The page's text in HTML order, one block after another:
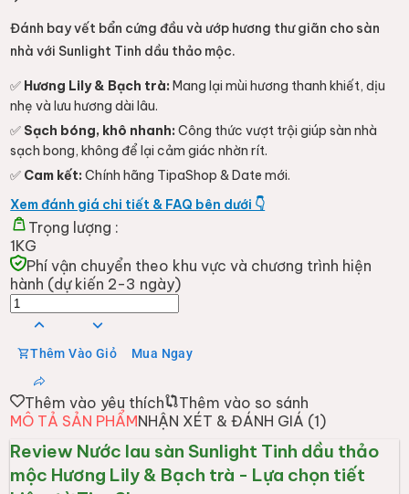
Đánh bay vết bẩn cứng đầu và ướp hương thư giãn cho sàn
nhà với Sunlight Tinh dầu thảo mộc.
✅ Hương Lily & Bạch trà: Mang lại mùi hương thanh khiết, dịu
nhẹ và lưu hương dài lâu.
✅ Sạch bóng, khô nhanh: Công thức vượt trội giúp sàn nhà
sạch bong, không để lại cảm giác nhờn rít.
✅ Cam kết: Chính hãng TipaShop & Date mới.
Xem đánh giá chi tiết & FAQ bên dưới 👇
Trọng lượng :
1KG
Phí vận chuyển theo khu vực và chương trình hiện
hành (dự kiến 2-3 ngày)
Thêm Vào Giỏ Mua Ngay
Thêm vào yêu thích
Thêm vào so sánh
MÔ TẢ SẢN PHẨMNHẬN XÉT & ĐÁNH GIÁ (1)
Review Nước lau sàn Sunlight Tinh dầu thảo
mộc Hương Lily & Bạch trà - Lựa chọn tiết